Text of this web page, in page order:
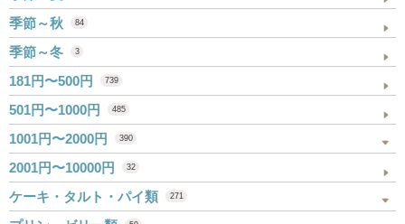
季節～秋 84
季節～冬 3
181円〜500円 739
501円〜1000円 485
1001円〜2000円 390
2001円〜10000円 32
ケーキ・タルト・パイ類 271